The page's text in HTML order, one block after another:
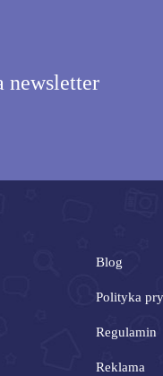
newsletter
Blog
Polityka
Regulamin
Reklama